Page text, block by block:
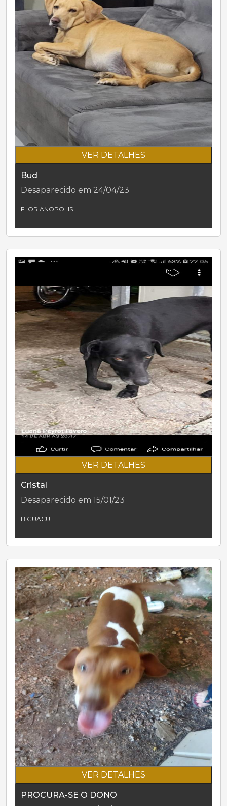
VER DETALHES
Bud
Desaparecido em 24/04/23
FLORIANOPOLIS
VER DETALHES
Cristal
Desaparecido em 15/01/23
BIGUACU
VER DETALHES
PROCURA-SE O DONO